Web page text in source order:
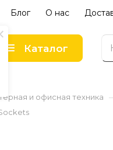
Блог О нас
Каталог
и офисная техника –